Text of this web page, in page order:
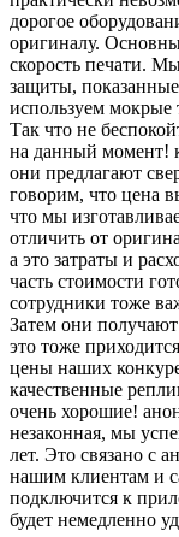
дорогое
оригиналу.
скорость печати.
защиты,
используем
Так что не
на данный момент!
они предлагают
говорим, что цена
что мы
отличить от
а это затраты и
часть стоимости
сотрудники тоже
Затем они
это тоже
цены наших
качественные
очень хорошие!
незаконная, мы
лет. Это связано с
нашим клиентам и
подключится к
будет немедленно